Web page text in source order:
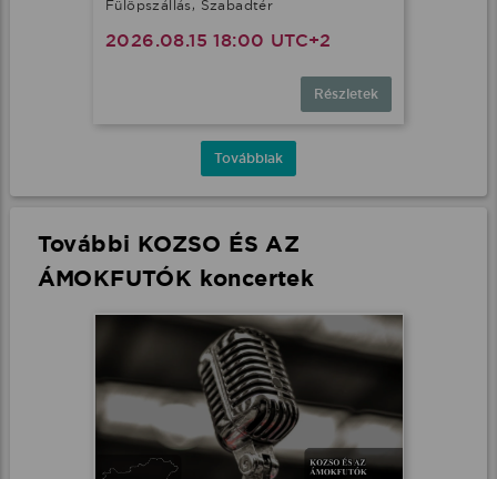
Fülöpszállás, Szabadtér
2026.08.15 18:00 UTC+2
Részletek
Továbbiak
További KOZSO ÉS AZ
ÁMOKFUTÓK koncertek